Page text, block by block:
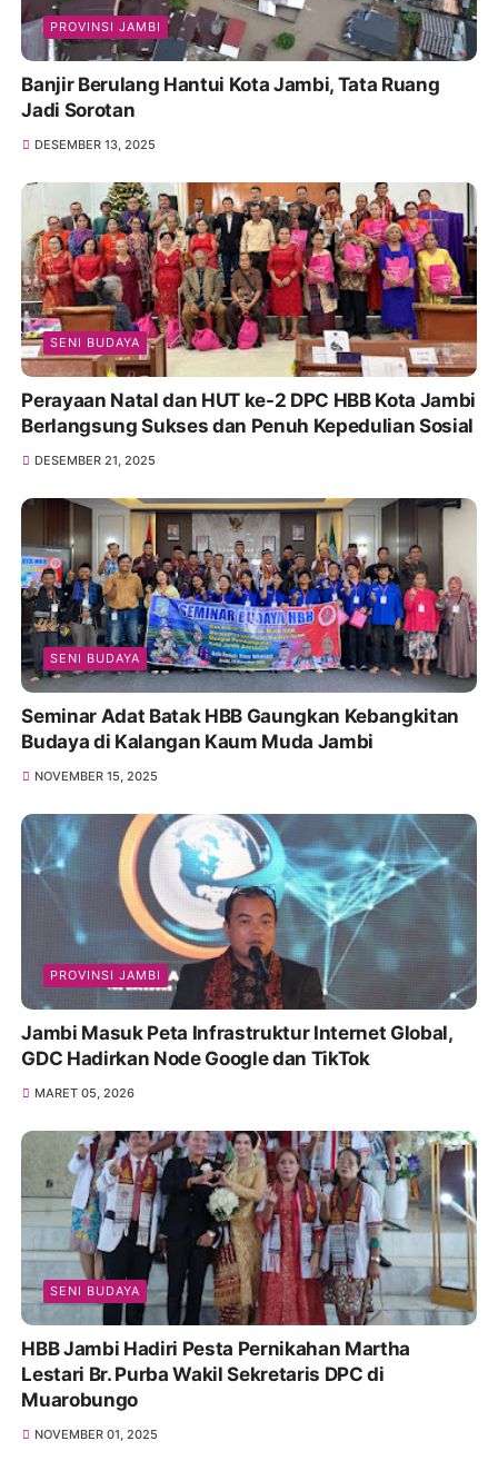
PROVINSI JAMBI
Banjir Berulang Hantui Kota Jambi, Tata Ruang
Jadi Sorotan
DESEMBER 13, 2025
SENI BUDAYA
Perayaan Natal dan HUT ke-2 DPC HBB Kota Jambi
Berlangsung Sukses dan Penuh Kepedulian Sosial
DESEMBER 21, 2025
SENI BUDAYA
Seminar Adat Batak HBB Gaungkan Kebangkitan
Budaya di Kalangan Kaum Muda Jambi
NOVEMBER 15, 2025
PROVINSI JAMBI
Jambi Masuk Peta Infrastruktur Internet Global,
GDC Hadirkan Node Google dan TikTok
MARET 05, 2026
SENI BUDAYA
HBB Jambi Hadiri Pesta Pernikahan Martha
Lestari Br. Purba Wakil Sekretaris DPC di
Muarobungo
NOVEMBER 01, 2025